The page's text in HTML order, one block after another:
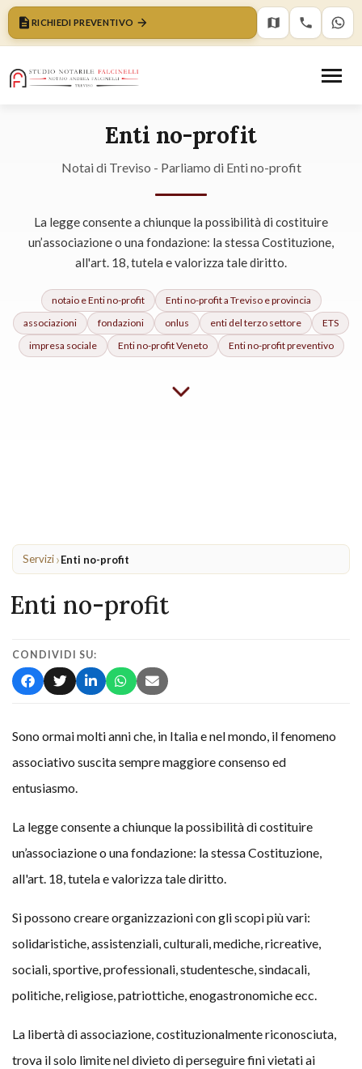
RICHIEDI PREVENTIVO
Enti no-profit
Notai di Treviso - Parliamo di Enti no-profit
La legge consente a chiunque la possibilità di costituire
un’associazione o una fondazione: la stessa Costituzione,
all'art. 18, tutela e valorizza tale diritto.
notaio eEnti no-profit Enti no-profita Treviso e provincia
associazioni
fondazioni onlus enti del terzo settore
ETS
impresa sociale
Enti no-profitVeneto Enti no-profitpreventivo
Servizi›Enti no-profit
Enti no-profit
CONDIVIDI SU:
Sono ormai molti anni che, in Italia e nel mondo, il fenomeno
associativo suscita sempre maggiore consenso ed
entusiasmo.
La legge consente a chiunque la possibilità di costituire
un’associazione o una fondazione: la stessa Costituzione,
all'art. 18, tutela e valorizza tale diritto.
Si possono creare organizzazioni con gli scopi più vari:
solidaristiche, assistenziali, culturali, mediche, ricreative,
sociali, sportive, professionali, studentesche, sindacali,
politiche, religiose, patriottiche, enogastronomiche ecc.
La libertà di associazione, costituzionalmente riconosciuta,
trova il solo limite nel divieto di perseguire fini vietati ai